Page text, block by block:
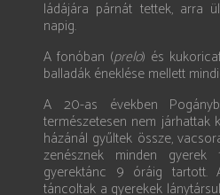
ládájára párnát tettek, arra
napig.
A fonóban (prelo) és
balladák éneklése mellett
A 20-as években
természetesen nem járhattak
házánál gyűltek össze,
zenésznek minden
gyerektánc 9 óráig tartott.
táncoltak a gyerekek